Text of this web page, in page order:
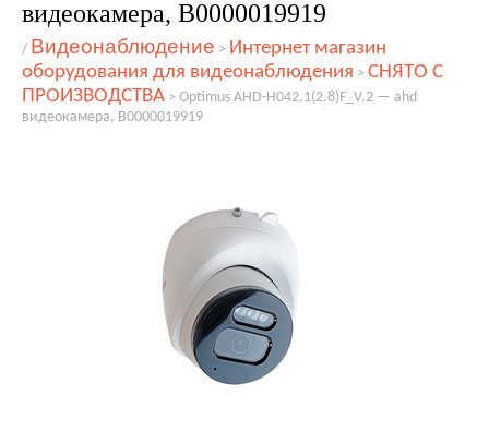
видеокамера, В0000019919
/ Видеонаблюдение > Интернет магазин
оборудования для видеонаблюдения > СНЯТО С
ПРОИЗВОДСТВА > Optimus AHD-H042.1(2.8)F_V.2 — ahd
видеокамера, В0000019919